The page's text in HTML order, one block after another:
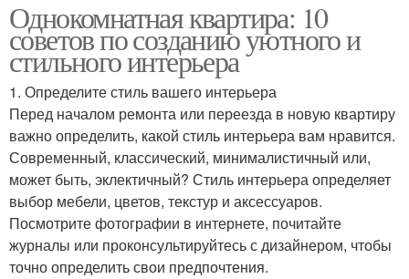
Однокомнатная квартира: 10
советов по созданию уютного и
стильного интерьера
1. Определите стиль вашего интерьера
Перед началом ремонта или переезда в новую квартиру
важно определить, какой стиль интерьера вам нравится.
Современный, классический, минималистичный или,
может быть, эклектичный? Стиль интерьера определяет
выбор мебели, цветов, текстур и аксессуаров.
Посмотрите фотографии в интернете, почитайте
журналы или проконсультируйтесь с дизайнером, чтобы
точно определить свои предпочтения.